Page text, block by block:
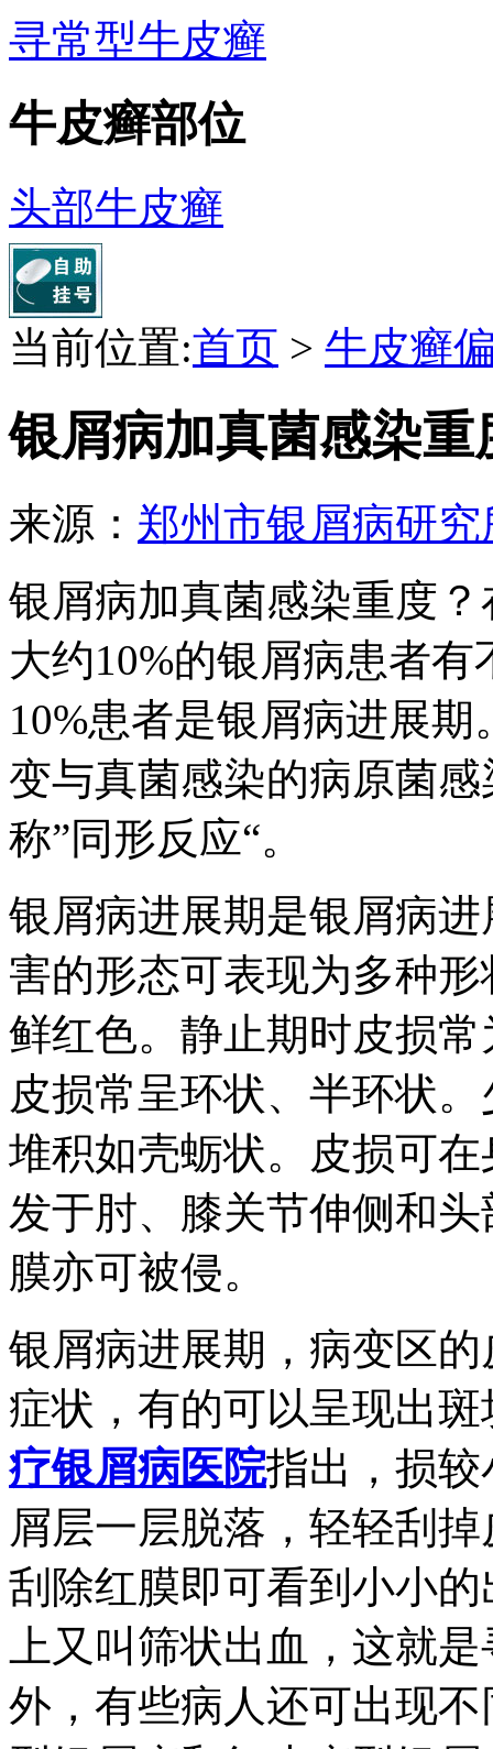
寻常型牛皮癣
牛皮癣部位
头部牛皮癣
当前位置:首页 > 牛皮癣
银屑病加真菌感染重
来源： 郑州市银屑病研究
银屑病加真菌感染重度
大约10%的银屑病患者
10%患者是银屑病进展
变与真菌感染的病原菌
称”同形反应“。
银屑病进展期是银屑病
害的形态可表现为多种
鲜红色。静止期时皮损
皮损常呈环状、半环状
堆积如壳蛎状。皮损可
发于肘、膝关节伸侧和
膜亦可被侵。
银屑病进展期，病变区
症状，有的可以呈现出
疗银屑病医院指出，损
屑层一层脱落，轻轻刮
刮除红膜即可看到小小
上又叫筛状出血，这就
外，有些病人还可出现